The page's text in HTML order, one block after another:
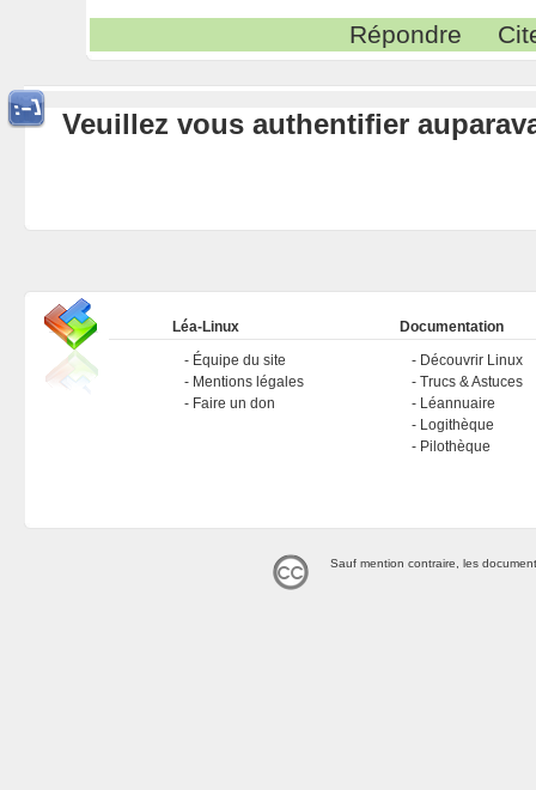
Répondre
Veuillez vous authentifier
Léa-Linux
Équipe du site
Mentions légales
Faire un don
Documentation
Découvrir Linux
Trucs & Astuces
Léannuaire
Logithèque
Pilothèque
Sauf mention contraire, les